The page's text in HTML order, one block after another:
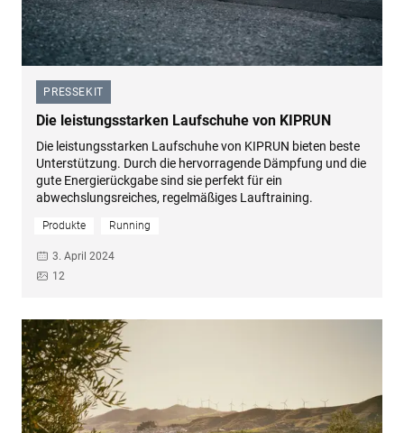
PRESSEKIT
–
Die leistungsstarken Laufschuhe von KIPRUN
Die leistungsstarken Laufschuhe von KIPRUN bieten beste
Unterstützung. Durch die hervorragende Dämpfung und die
gute Energierückgabe sind sie perfekt für ein
abwechslungsreiches, regelmäßiges Lauftraining.
Produkte Running
3. April 2024
12